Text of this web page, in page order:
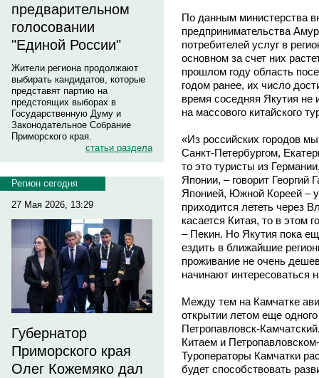
предварительном
голосовании
"Единой России"
Жители региона продолжают
выбирать кандидатов, которые
представят партию на
предстоящих выборах в
Государственную Думу и
Законодательное Собрание
Приморского края.
статьи раздела
Регион сегодня
27 Мая 2026, 13:29
Губернатор
Приморского края
Олег Кожемяко дал
По данным министерства
предпринимательства
потребителей услуг в
основном за счет них
прошлом году область
годом ранее, их число
время соседняя Якутия не
на массового китайского
«Из российских городов
Санкт-Петербургом,
то это туристы из
Японии, – говорит Георгий
Японией, Южной Кореей –
приходится лететь через
касается Китая, то в этом
– Пекин. Но Якутия пока
ездить в ближайшие
проживание не очень
начинают интересоваться
Между тем на Камчатке
открытии летом еще
Петропавловск-
Китаем и
Туроператоры Камчатки
будет способствовать